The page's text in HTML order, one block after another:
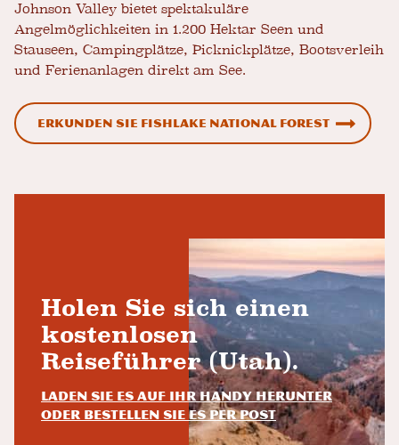
Johnson Valley bietet spektakuläre
Angelmöglichkeiten in 1.200 Hektar Seen und
Stauseen, Campingplätze, Picknickplätze, Bootsverleih
und Ferienanlagen direkt am See.
Erkunden Sie Fishlake National Forest
Holen Sie sich einen
kostenlosen
Reiseführer (Utah).
Laden Sie es auf Ihr Handy herunter
oder bestellen Sie es per Post